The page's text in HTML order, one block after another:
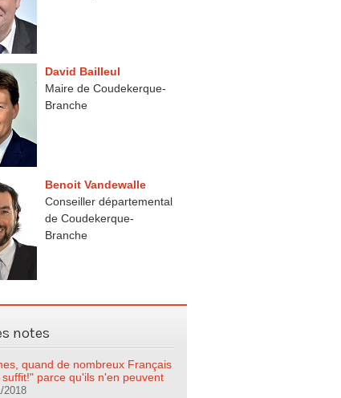
David Bailleul
Maire de Coudekerque-
Branche
Benoit Vandewalle
Conseiller départemental
de Coudekerque-
Branche
notes
quand de nombreux Français
parce qu'ils n'en peuvent
2018